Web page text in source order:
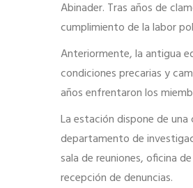
Abinader. Tras años de
cumplimiento de la labor
Anteriormente, la antigua
condiciones precarias y
años enfrentaron los
La estación dispone de
departamento de
sala de reuniones, oficina
recepción de denuncias.